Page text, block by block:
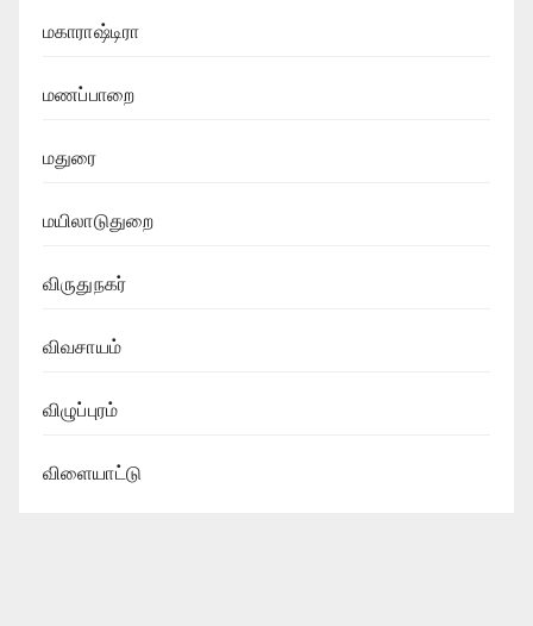
மகாராஷ்டிரா
மணப்பாறை
மதுரை
மயிலாடுதுறை
விருதுநகர்
விவசாயம்
விழுப்புரம்
விளையாட்டு